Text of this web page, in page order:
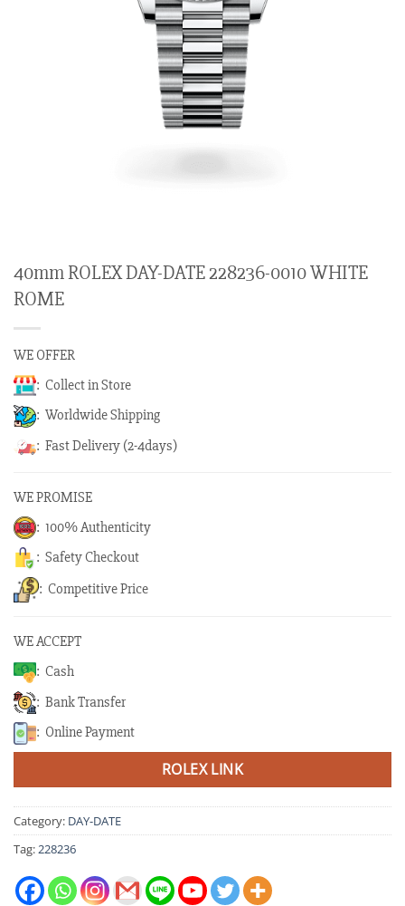
40mm ROLEX DAY-DATE 228236-0010 WHITE
ROME
WE OFFER
: Collect in Store
: Worldwide Shipping
: Fast Delivery (2-4days)
WE PROMISE
: 100% Authenticity
: Safety Checkout
: Competitive Price
WE ACCEPT
: Cash
: Bank Transfer
: Online Payment
ROLEX LINK
Category: DAY-DATE
Tag:228236